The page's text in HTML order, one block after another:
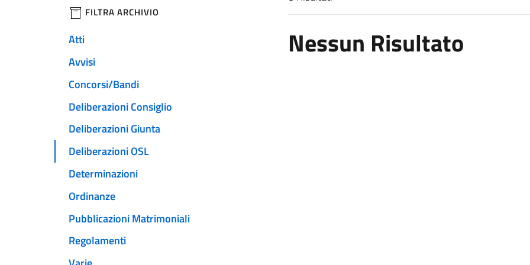
FILTRA ARCHIVIO
Atti
Avvisi
Concorsi/Bandi
Deliberazioni Consiglio
Deliberazioni Giunta
Deliberazioni OSL
Determinazioni
Ordinanze
Pubblicazioni Matrimoniali
Regolamenti
Risultati di ricerca
Nessun Risultato